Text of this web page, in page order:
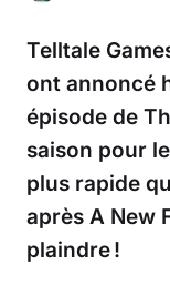
Telltale
ont annoncé
épisode de
saison pour
plus rapide
après A New
plaindre !